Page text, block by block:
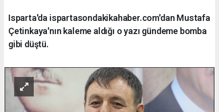
Isparta'da ispartasondakikahaber.com'dan Mustafa
Çetinkaya'nın kaleme aldığı o yazı gündeme bomba
gibi düştü.